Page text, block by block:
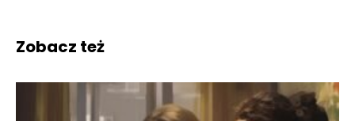
Zobacz też